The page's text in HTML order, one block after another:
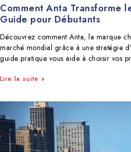
Comment Anta Transforme
Guide pour Débutants
Découvrez comment Anta, la marque
marché mondial grâce à une stratégie
guide pratique vous aide à choisir vos
Lire la suite »